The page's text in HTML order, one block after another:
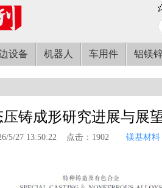
设备 机器人 车用件 铝镁
铸成形研究进展与展
5/27 13:50:22 点击：1902 镁基材料